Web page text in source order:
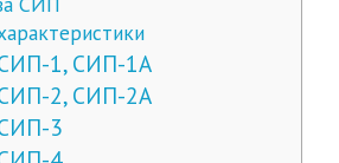
1, СИП-1А
2, СИП-2А
3